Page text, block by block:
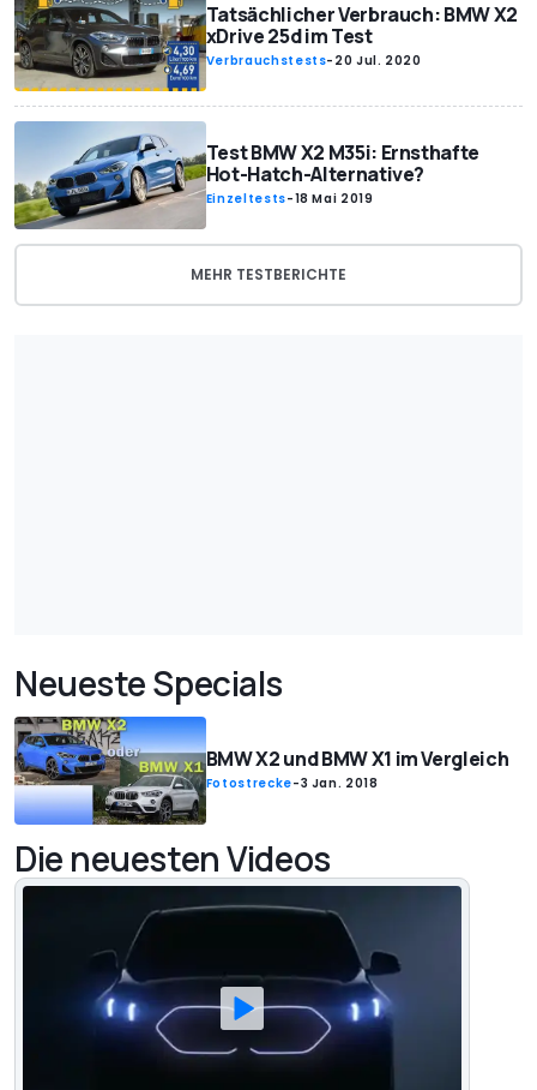
Tatsächlicher Verbrauch: BMW X2
xDrive 25d im Test
Verbrauchstests- 20 Jul. 2020
Test BMW X2 M35i: Ernsthafte
Hot-Hatch-Alternative?
Einzeltests-18 Mai 2019
MEHR TESTBERICHTE
Neueste Specials
BMW X2 und BMW X1 im Vergleich
Fotostrecke-3 Jan. 2018
Die neuesten Videos